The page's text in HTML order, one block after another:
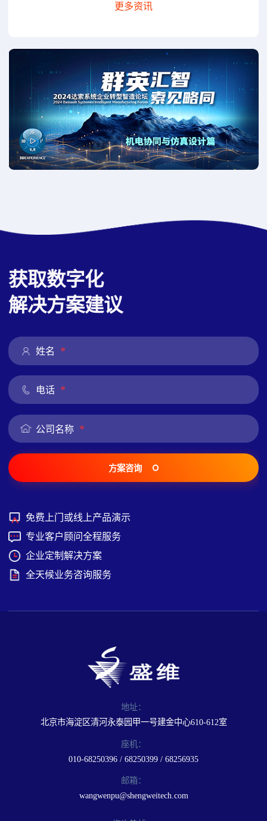
更多资讯
获取数字化
解决方案建议
姓名 *
电话 *
公司名称 *
方案咨询
免费上门或线上产品演示
专业客户顾问全程服务
企业定制解决方案
全天候业务咨询服务
地址：
北京市海淀区清河永泰园甲一号建金中心610-612室
座机：
010-68250396 / 68250399 / 68256935
邮箱：
wangwenpu@shengweitech.com